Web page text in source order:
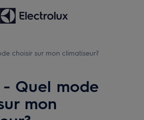
choisir sur mon climatiseur?
- Quel mode
mon